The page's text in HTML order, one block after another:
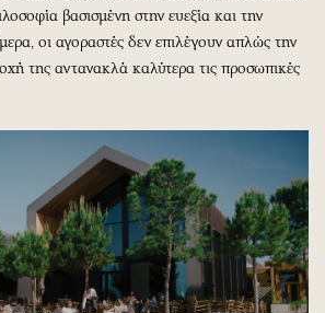
βασισμένη στην ευεξία και την
οι αγοραστές δεν επιλέγουν απλώς την
της αντανακλά καλύτερα τις προσωπικές